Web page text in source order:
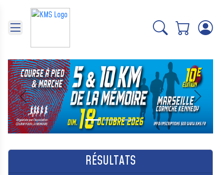
Précédent Suivant
RÉSULTATS
Panneau de gestion des cookies